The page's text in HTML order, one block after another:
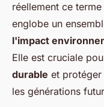
réellement ce
englobe un
l'impact
Elle est cruciale
durable et protéger
les générations